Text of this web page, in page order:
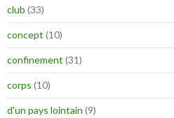
club (33)
concept (10)
confinement (31)
corps (10)
d'un pays lointain (9)